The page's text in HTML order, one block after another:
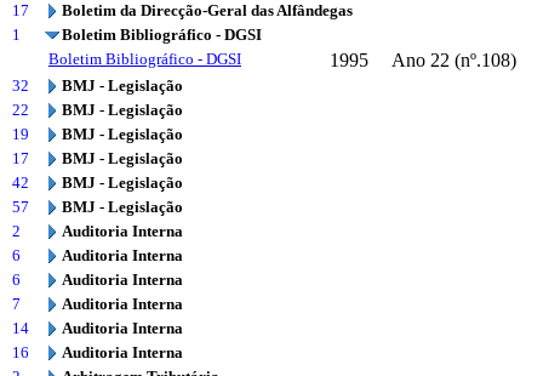
17
Boletim da Direcção-Geral das Alfândegas
1
Boletim Bibliográfico - DGSI
Boletim Bibliográfico - DGSI
1995 Ano 22 (nº.108)
32
BMJ - Legislação
22
BMJ - Legislação
19
BMJ - Legislação
17
BMJ - Legislação
42
BMJ - Legislação
57
BMJ - Legislação
2
Auditoria Interna
6
Auditoria Interna
6
Auditoria Interna
7
Auditoria Interna
14
Auditoria Interna
16
Auditoria Interna